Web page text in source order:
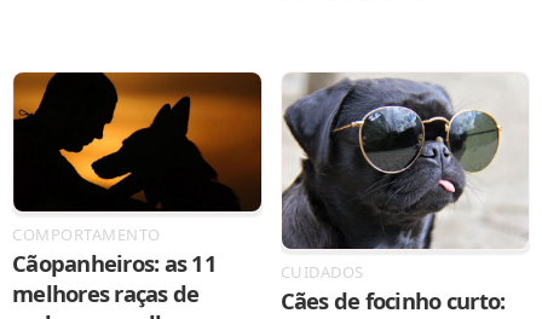
COMPORTAMENTO
Cãopanheiros: as 11
melhores raças de
CUIDADOS
Cães de focinho curto: